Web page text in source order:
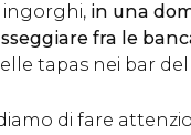
ingorghi, in una
fra le
tapas nei bar
di fare